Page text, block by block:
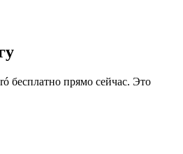
бесплатно прямо сейчас. Это